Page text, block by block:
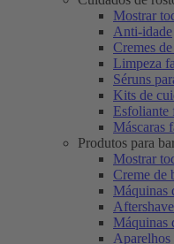
Mostrar
Anti-idade
Cremes
Limpeza
Séruns
Kits de
Esfoliante
Máscaras
Produtos para
Mostrar
Creme de
Máquinas
Aftershave
Máquinas
Aparelhos